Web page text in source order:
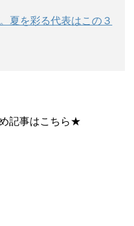
夏を彩る代表はこの３
記事はこちら★